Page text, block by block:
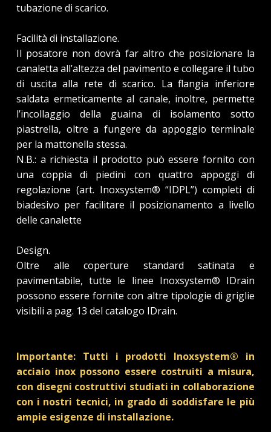
tubazione di scarico.
Facilità di installazione.
Il posatore non dovrà far altro che posizionare la
canaletta all’altezza del pavimento e collegare il tubo
di uscita alla rete di scarico. La flangia inferiore
saldata ermeticamente al canale, inoltre, permette
l’incollaggio della guaina di isolamento sotto
piastrella, oltre a fungere da appoggio terminale
per la mattonella stessa.
N.B.: a richiesta il prodotto può essere fornito con
una coppia di piedini con quattro appoggi di
regolazione (art. Inoxsystem® “IDPL”) completi di
biadesivo per facilitare il posizionamento a livello
delle canalette
Design.
Oltre alle coperture standard satinata e
pavimentabile, tutte le linee Inoxsystem® IDrain
possono essere fornite con altre tipologie di griglie
visibili a pag. 13 del catalogo IDrain.
Importante: Tutti i prodotti Inoxsystem® in
acciaio inox possono essere costruiti a misura,
con disegni costruttivi studiati in collaborazione
con i nostri tecnici, in grado di soddisfare le più
ampie esigenze di installazione.